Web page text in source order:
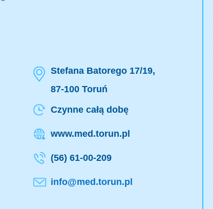
Stefana Batorego 17/19,
87-100 Toruń
Czynne całą dobę
www.med.torun.pl
(56) 61-00-209
info@med.torun.pl